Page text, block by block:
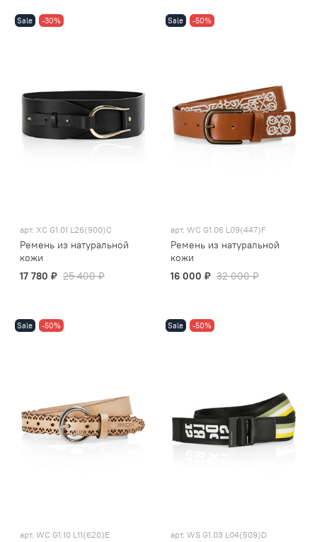
Sale -30%
арт. XC G1.01 L26(900)C
Ремень из натуральной
кожи
17 780 ₽ 25 400 ₽
Sale -50%
арт. WC G1.06 L09(447)F
Ремень из натуральной
кожи
16 000 ₽ 32 000 ₽
Sale -50%
арт. WC G1.10 L11(620)E
Sale -50%
арт. WS G1.03 L04(509)D